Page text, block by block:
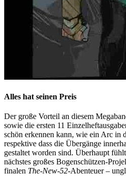
Alles hat seinen Preis
Der große Vorteil an diesem
sowie die ersten 11
schön erkennen kann, wie ein Arc in
respektive dass die Übergänge
gestaltet worden sind. Überhaupt
nächstes großes Bogenschützen-
finalen The-New-52-Abenteuer –